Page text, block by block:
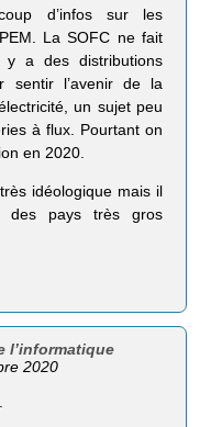
d’infos sur les
La SOFC ne fait
y a des distributions
sentir l’avenir de la
un sujet peu
à flux. Pourtant on
en 2020.
idéologique mais il
des pays très gros
l’informatique
2020